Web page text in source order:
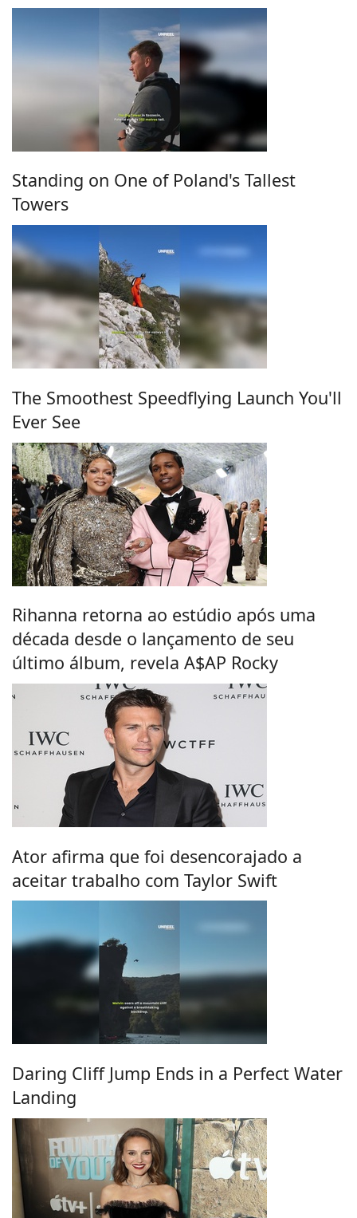
Standing on One of Poland's Tallest
Towers
The Smoothest Speedflying Launch You'll
Ever See
Rihanna retorna ao estúdio após uma
década desde o lançamento de seu
último álbum, revela A$AP Rocky
Ator afirma que foi desencorajado a
aceitar trabalho com Taylor Swift
Daring Cliff Jump Ends in a Perfect Water
Landing